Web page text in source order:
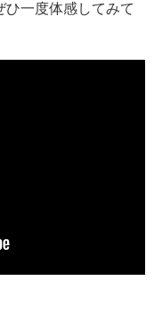
ひ一度体感してみて